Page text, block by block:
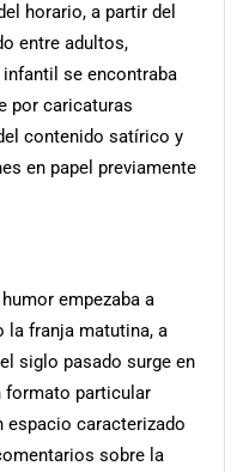
horario, a partir del
entre adultos,
se encontraba
por caricaturas
contenido satírico y
en papel previamente
empezaba a
la franja matutina, a
siglo pasado surge en
formato particular
espacio caracterizado
sobre la